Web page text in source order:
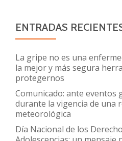
ENTRADAS
La gripe no es una
la mejor y más segura
protegernos
Comunicado: ante eventos
durante la vigencia de una
meteorológica
Día Nacional de los